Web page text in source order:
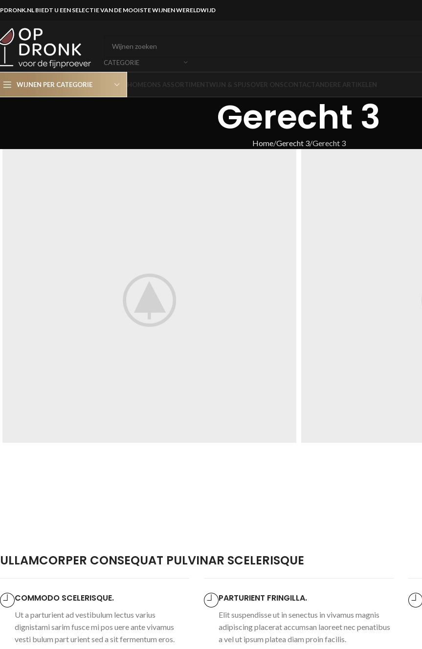
BIEDT U EEN SELECTIE VAN DE MOOISTE WIJNEN WERELDWIJD
CATEGORIE
WIJNEN PER CATEGORIE HOMEONS ASSORTIMENTWIJN & SPIJSOVER ONSCONTACTANDERE ARTIKELEN
Gerecht 3
Home Gerecht 3 Gerecht 3
ULLAMCORPER CONSEQUAT PULVINAR SCELERISQUE
COMMODO SCELERISQUE.
Ut a parturient ad vestibulum lectus varius
dignistami sarim fusce mi pos uere ante vivamus
vesti bulum part urient sed a sit fermentum eros.
PARTURIENT FRINGILLA.
Elit suspendisse ut in senectus in vivamus magnis
adipiscing placerat accumsan laoreet nec penatibus
a vel ut ipsum platea diam proin facilis.